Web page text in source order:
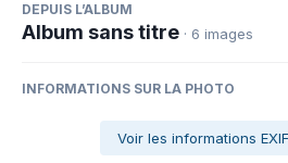
DEPUIS L’ALBUM
Album sans titre · 6 images
INFORMATIONS SUR LA PHOTO
Voir les informations